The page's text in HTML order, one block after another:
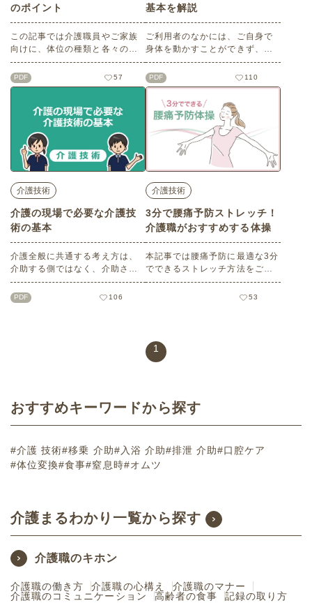
のポイント
この記事では介護職員やご家族
向けに、体位の種類と各々の特
徴をご紹介します。仰臥位、側
臥位（横臥位）、伏臥位（腹臥
位）、端座位、ファーラー位、
を深め、床ずれ予防の知識や高
齢者にとって心地いい体位は何
かを学びましょう。研修資料と
して使える印刷用データも無料
でダウンロード可能♪
PDF 57
基本を解説
ご利用者のなかには、ご自身で
身体を動かすことができず、寝
返りをうてない方もいらっしゃ
います。同じ姿勢で寝続けるこ
とで起きる身体への影響を理解
し、安楽な姿勢で過ごしていた
だけるよう介助を行っていきま
換・ポジショニングについてわ
かりやすく解説します。※記事
の内容は2021年3月時点の情報
をもとに作成しています。
PDF 110
介護技術
介護の現場で必要な介護技
術の基本
介護全般に共通する考え方は、
介助する側ではなく、介助され
る側を主として考えることで
す。どんな場面でもご利用者の
PDF 106
介護技術
3分で腰痛予防ストレッチ！
介護職がおすすめする体操
本記事では腰痛予防に最適な3分
でできるストレッチ方法をご紹
介します。腰痛で悩まされるこ
とが多い介護職がおすすめして
ています。腰痛は予防が肝心な
ので、ぜひこのストレッチを採
53
1
おすすめキーワードから探す
#介護 技術#移乗 介助#入浴 介助#排泄 介助#口腔ケア
#体位変換#食事#窒息時#オムツ
介護まるわかり一覧から探す
介護職のキホン
介護職の働き方 介護職の心構え
介護職のマナー
介護職のコミュニケーション
高齢者の食事 記録の取り方